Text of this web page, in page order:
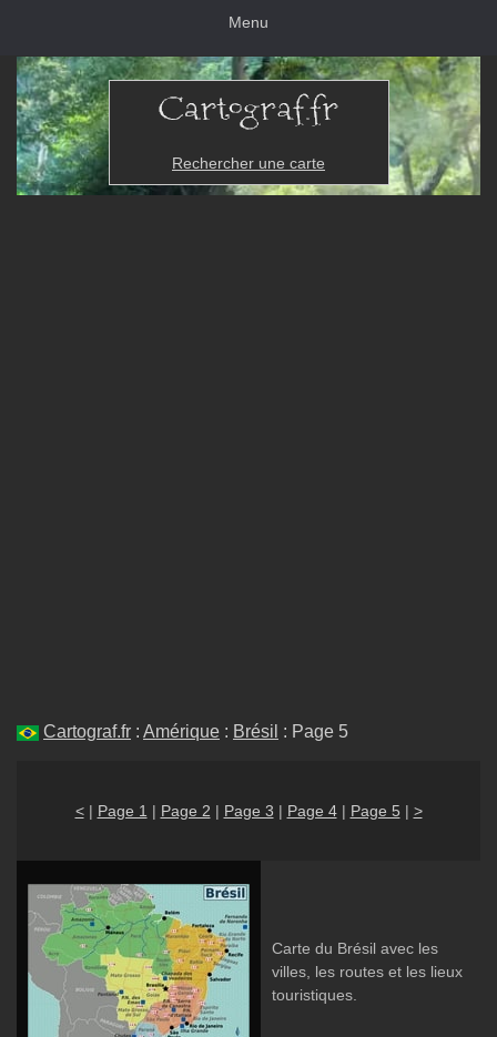
Menu
Rechercher une carte
Cartograf.fr : Amérique : Brésil : Page 5
<| Page 1 | Page 2 | Page 3 | Page 4| Page 5 | >
Carte du Brésil avec les
villes, les routes et les lieux
touristiques.